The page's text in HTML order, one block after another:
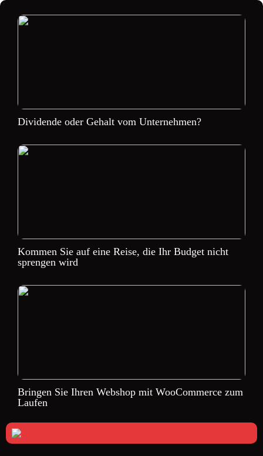
Dividende oder Gehalt vom Unternehmen?
Kommen Sie auf eine Reise, die Ihr Budget nicht
sprengen wird
Bringen Sie Ihren Webshop mit WooCommerce zum
Laufen